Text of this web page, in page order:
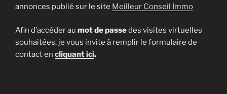
annonces publié sur le site Meilleur Conseil Immo
Afin d’accéder au mot de passedes visites virtuelles
souhaitées, je vous invite à remplir le formulaire de
contact en cliquant ici.